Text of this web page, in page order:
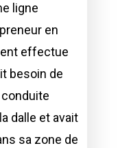
ligne
en
effectue
besoin de
dalle et avait
sa zone de